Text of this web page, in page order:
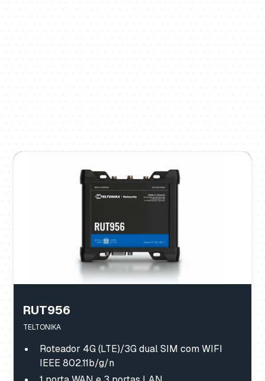
RUT956
TELTONIKA
Roteador 4G (LTE)/3G dual SIM com WIFI
IEEE 802.11b/g/n